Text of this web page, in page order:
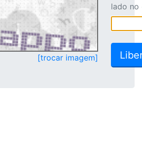
[trocar imagem]
lado no